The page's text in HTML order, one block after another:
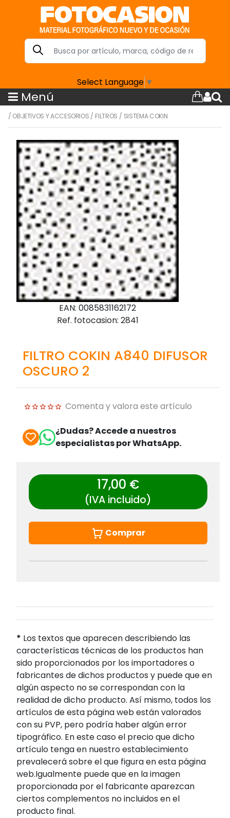
Select Language ▼
Menú
/ OBJETIVOS Y ACCESORIOS / FILTROS / SISTEMA COKIN
EAN: 0085831162172
Ref. fotocasion: 2841
FILTRO COKIN A840 DIFUSOR
OSCURO 2
Comenta y valora este artículo
¿Dudas? Accede a nuestros
especialistas por WhatsApp.
17,00 €
(IVA incluido)
Comprar
* Los textos que aparecen describiendo las
características técnicas de los productos han
sido proporcionados por los importadores o
fabricantes de dichos productos y puede que en
algún aspecto no se correspondan con la
realidad de dicho producto. Así mismo, todos los
artículos de esta página web están valorados
con su PVP, pero podría haber algún error
tipográfico. En este caso el precio que dicho
artículo tenga en nuestro establecimiento
prevalecerá sobre el que figura en esta página
web.Igualmente puede que en la imagen
proporcionada por el fabricante aparezcan
ciertos complementos no incluidos en el
producto final.